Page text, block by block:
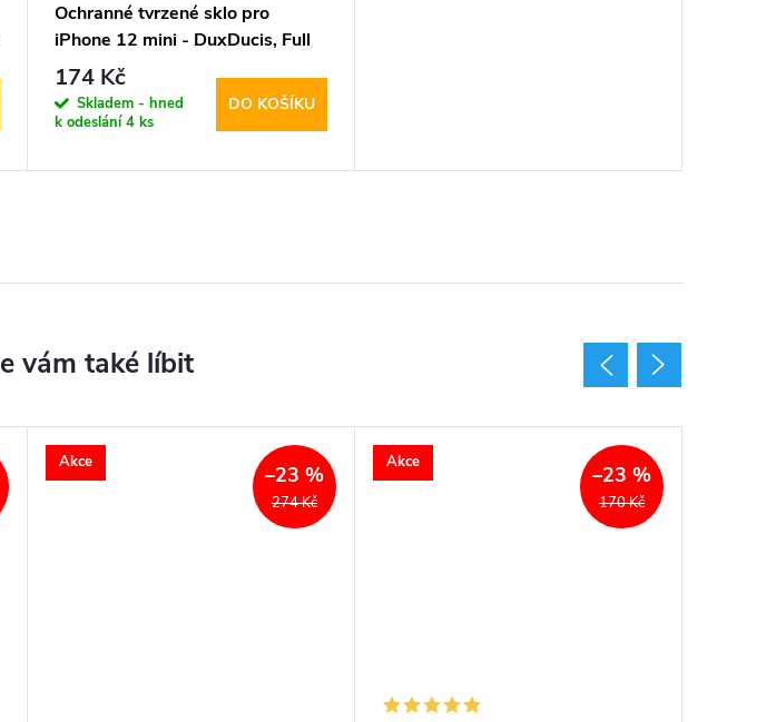
Ochranné tvrzené sklo pro
iPhone 12 mini - DuxDucis, Full
Glass Black
174 Kč
Skladem - hned
k odeslání4 ks
DO KOŠÍKU
Akce
274 Kč
–23 % Akce
170 Kč
–23 %